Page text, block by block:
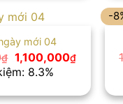
mới 04
₫ Giá
gốc
là:
1,100,000₫Giá
8.3%
-